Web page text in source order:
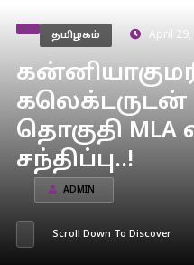
தமிழகம் April 29,
தொகுதி
சந்திப்பு..!
ADMIN
Scroll Down To Discover